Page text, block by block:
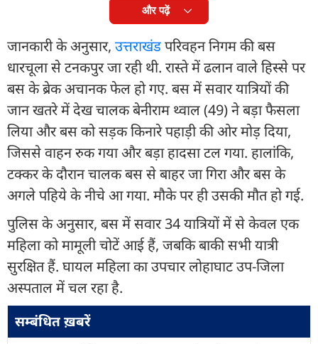
और पढ़ें
जानकारी के अनुसार, उत्तराखंडपरिवहन निगम की बस
धारचूला से टनकपुर जा रही थी. रास्ते में ढलान वाले हिस्से पर
बस के ब्रेक अचानक फेल हो गए. बस में सवार यात्रियों की
जान खतरे में देख चालक बेनीराम थ्वाल (49) ने बड़ा फैसला
लिया और बस को सड़क किनारे पहाड़ी की ओर मोड़ दिया,
जिससे वाहन रुक गया और बड़ा हादसा टल गया. हालांकि,
टक्कर के दौरान चालक बस से बाहर जा गिरा और बस के
अगले पहिये के नीचे आ गया. मौके पर ही उसकी मौत हो गई.
पुलिस के अनुसार, बस में सवार 34 यात्रियों में से केवल एक
महिला को मामूली चोटें आई हैं, जबकि बाकी सभी यात्री
सुरक्षित हैं. घायल महिला का उपचार लोहाघाट उप-जिला
अस्पताल में चल रहा है.
सम्बंधित ख़बरें